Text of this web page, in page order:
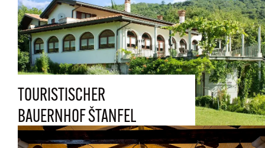
TOURISTISCHER
BAUERNHOF ŠTANFEL